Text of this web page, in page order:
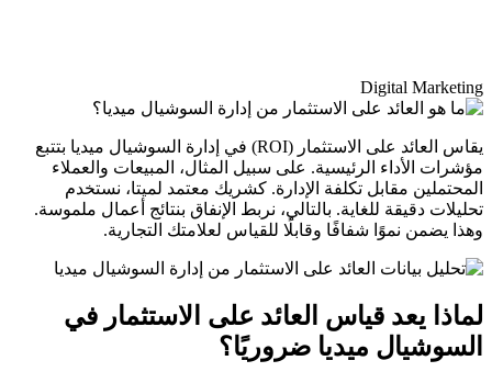
Digital Marketing
يقاس العائد على الاستثمار (ROI) في إدارة السوشيال ميديا بتتبع
مؤشرات الأداء الرئيسية. على سبيل المثال، المبيعات والعملاء
المحتملين مقابل تكلفة الإدارة. كشريك معتمد لميتا، نستخدم
تحليلات دقيقة للغاية. بالتالي، نربط الإنفاق بنتائج أعمال ملموسة.
وهذا يضمن نموًا شفافًا وقابلًا للقياس لعلامتك التجارية.
لماذا يعد قياس العائد على الاستثمار في
السوشيال ميديا ضروريًا؟